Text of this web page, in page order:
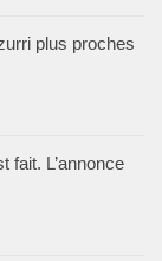
plus proches
fait. L’annonce